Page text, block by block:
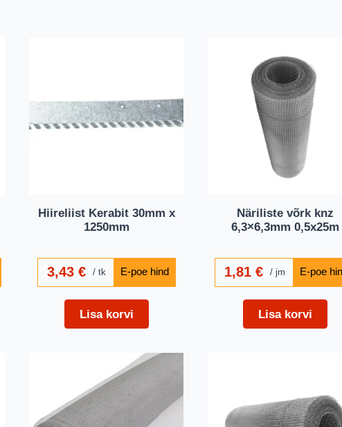
Hiireliist Kerabit 30mm x
1250mm
3,43 € tk
Lisa korvi
Näriliste võrk knz
6,3×6,3mm 0,5x25m
1,81€ jm
Lisa korvi